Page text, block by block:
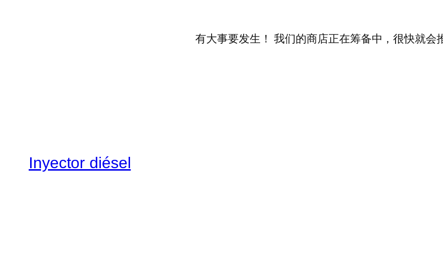
有大事要发生！ 我们的商店正在筹备中，很快就会
Inyector diésel